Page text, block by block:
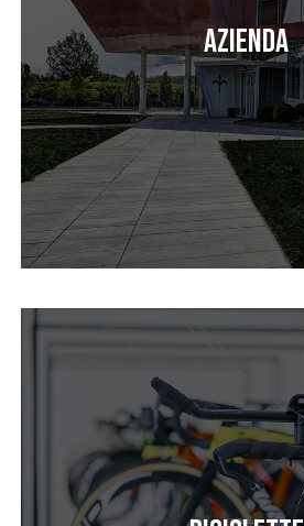
Azienda